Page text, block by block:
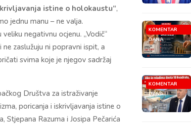
istine o holokaustu“,
jednu manu – ne valja.
negativnu ocjenu. „Vodič“
zaslužuju ni popravni ispit, a
svima koje je njegov sadržaj
Društva za istraživanje
poricanja i iskrivljavanja istine o
Stjepana Razuma i Josipa Pečarića
KOMENTAR
DANA
KOMENTAR
DANA